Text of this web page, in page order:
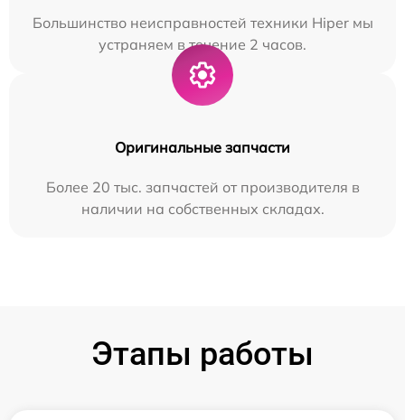
Большинство неисправностей техники Hiper мы
устраняем в течение 2 часов.
Оригинальные запчасти
Более 20 тыс. запчастей от производителя в
наличии на собственных складах.
Этапы работы